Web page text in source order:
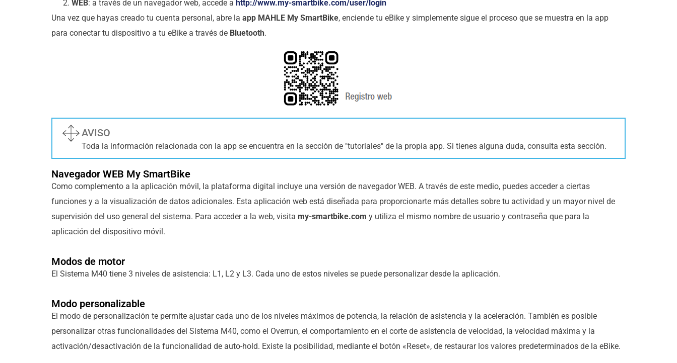
WEB: a través de un navegador web, accede a http://www.my-smartbike.com/user/login
Una vez que hayas creado tu cuenta personal, abre la app MAHLE My SmartBike, enciende tu eBike y simplemente sigue el proceso que se muestra en la app
para conectar tu dispositivo a tu eBike a través de Bluetooth.
AVISO
Toda la información relacionada con la app se encuentra en la sección de "tutoriales" de la propia app. Si tienes alguna duda, consulta esta sección.
Navegador WEB My SmartBike
Como complemento a la aplicación móvil, la plataforma digital incluye una versión de navegador WEB. A través de este medio, puedes acceder a ciertas
funciones y a la visualización de datos adicionales. Esta aplicación web está diseñada para proporcionarte más detalles sobre tu actividad y un mayor nivel de
supervisión del uso general del sistema. Para acceder a la web, visita my-smartbike.com y utiliza el mismo nombre de usuario y contraseña que para la
aplicación del dispositivo móvil.
Modos de motor
El Sistema M40 tiene 3 niveles de asistencia: L1, L2 y L3. Cada uno de estos niveles se puede personalizar desde la aplicación.
Modo personalizable
El modo de personalización te permite ajustar cada uno de los niveles máximos de potencia, la relación de asistencia y la aceleración. También es posible
personalizar otras funcionalidades del Sistema M40, como el Overrun, el comportamiento en el corte de asistencia de velocidad, la velocidad máxima y la
activación/desactivación de la funcionalidad de auto-hold. Existe la posibilidad, mediante el botón «Reset», de restaurar los valores predeterminados de la eBike.